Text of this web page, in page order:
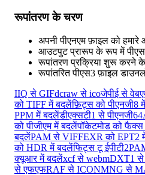
रूपांतरण के चरण
अपनी पीएनएम फ़ाइल को
आउटपुट प्रारूप के रूप में
रूपांतरण प्रक्रिया शुरू करने
रूपांतरित पीएस3 फ़ाइल
IIQ से GIFdcraw से icoजेपीई से
को TIFF में बदलेंफ़िट्स को पीएनजी8
PPM में बदलेंडीएक्सटी1 से पीएनजी64
को पीजीएम में बदलेंपॉकेटमोड को
बदलेंPAM से VIFFEXR को EPT2
को HDR में बदलेंफिट्स टू ईपीटी2
क्यूआर में बदलेंxcf से webmDXT1 से
से एफएफRAF से ICONMNG से